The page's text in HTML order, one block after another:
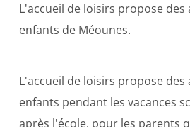
L'accueil de loisirs propose
enfants de Méounes.
L'accueil de loisirs propose
enfants pendant les vacances
après l'école, pour les parents